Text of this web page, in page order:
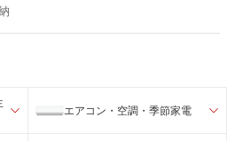
エアコン・空調・季節家電